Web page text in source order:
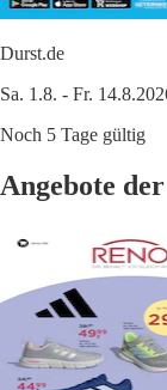
Durst.de
Sa. 1.8. - Fr.
Noch 5 Tage gültig
Angebote